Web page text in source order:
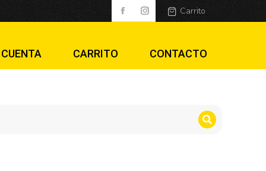
Carrito
CARRITO CONTACTO